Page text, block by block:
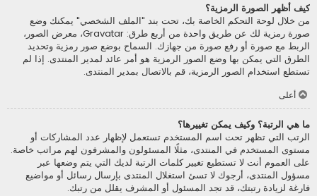
كيف أظهر الصورة الرمزية؟
من خلال لوحة التحكم الخاصة بك، تحت بند "الملف الشخصي" يمكنك وضع
صورة رمزية لك عن طريق واحدة من أربع طرق: Gravatar، معرض الصور،
الربط مع صورة أو رفع صورة من جهازك. السماح بوضع صور رمزية وتحديد
الطرق التي يمكن بها وضع الصور الرمزية هو أمر عائد لمدير المنتدى. إذا لم
تستطع استخدام الصور الرمزية، قم بالاتصال بمدير المنتدى.
أعلى
ما هي الرتبة؟ وكيف يمكن تغييرها؟
الرتب التي تظهر تحت اسم المستخدم تستعمل لإظهار عدد المشاركات أو
مستوى المستخدم في المنتدى، مثلًا المسئولون والمشرفون لهم مراتب خاصة.
على العموم أنت لا تستطيع تغيير كلمات الرتبة لديك التي يتم وضعها عبر
مسؤول المنتدى، أرجوك لا تسئ استغلال المنتدى بإرسال رسائل أو مواضيع
فارغة لزيادة رتبتك، قد تجد المسئول أو المشرف يقلل من رتبك.